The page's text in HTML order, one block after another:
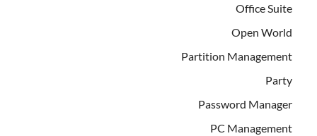
Office Suite
Open World
Partition Management
Party
Password Manager
PC Management